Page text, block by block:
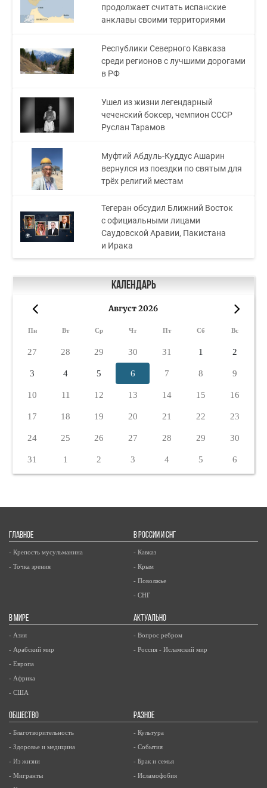
продолжает считать испанские
анклавы своими территориями
Республики Северного Кавказа
среди регионов с лучшими дорогами
в РФ
Ушел из жизни легендарный
чеченский боксер, чемпион СССР
Руслан Тарамов
Муфтий Абдуль-Куддус Ашарин
вернулся из поездки по святым для
трёх религий местам
Тегеран обсудил Ближний Восток
с официальными лицами
Саудовской Аравии, Пакистана
и Ирака
Календарь
Август 2026
Пн Вт Ср Чт Пт Сб Вс
27 28 29 30 31 1 2
3 4 5 6 7 8 9
10 11 12 13 14 15 16
17 18 19 20 21 22 23
24 25 26 27 28 29 30
31 1 2 3 4 5 6
ГЛАВНОЕ
- Крепость мусульманина
- Точка зрения
В РОССИИ И СНГ
- Кавказ
- Крым
- Поволжье
- СНГ
В МИРЕ
- Азия
- Арабский мир
- Европа
- Африка
- США
АКТУАЛЬНО
- Вопрос ребром
- Россия - Исламский мир
ОБЩЕСТВО
- Благотворительность
- Здоровье и медицина
- Из жизни
- Мигранты
РАЗНОЕ
- Культура
- События
- Брак и семья
- Исламофобия